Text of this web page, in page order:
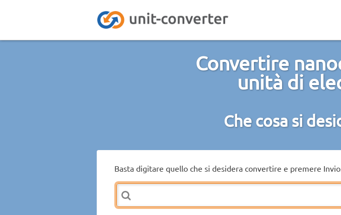
Convertire
unità di
Che cosa si
Basta digitare quello che si desidera convertire e premere Invio.